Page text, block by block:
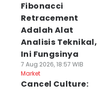
Fibonacci
Retracement
Adalah Alat
Analisis Teknikal,
Ini Fungsinya
7 Aug 2026, 18:57 WIB
Market
Cancel Culture: